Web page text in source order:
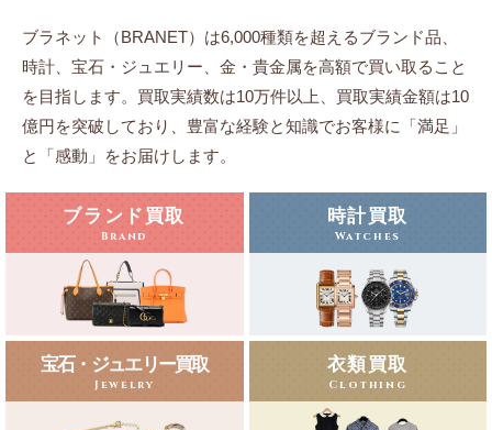
ブラネット（BRANET）は6,000種類を超えるブランド品、
時計、宝石・ジュエリー、 金・貴金属を高額で買い取ること
を目指します。 買取実績数は10万件以上、買取実績金額は10
億円を突破しており、豊富な経験と知識でお客様に「満足」
と「感動」をお届けします。
ブランド買取
Brand
時計買取
Watches
宝石・ジュエリー買取
Jewelry
衣類買取
Clothing